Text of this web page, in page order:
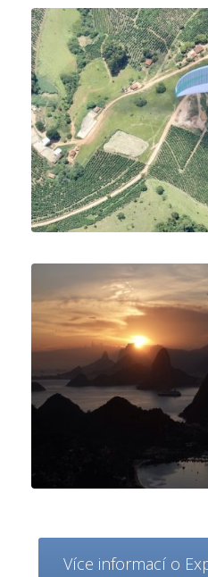
Více informací o